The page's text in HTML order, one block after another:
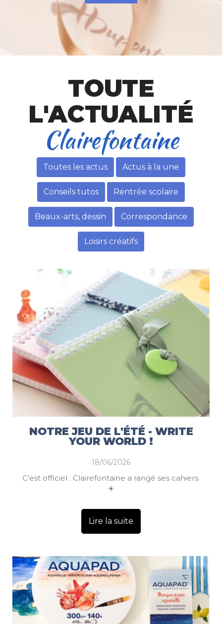
TOUTE
L'ACTUALITÉ
Toutes les actus Actus à la une
Conseils tutos Rentrée scolaire
Beaux-arts, dessin Correspondance
Loisirs créatifs
NOTRE JEU DE L'ÉTÉ - WRITE
YOUR WORLD !
18/06/2026
C’est officiel : Clairefontaine a rangé ses cahiers.
☀️
Lire la suite